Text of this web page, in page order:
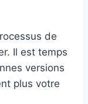
de
Il est temps
versions
plus votre